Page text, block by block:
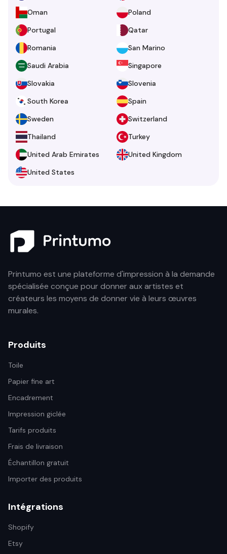
Oman
Poland
Portugal
Qatar
Romania
San Marino
Saudi Arabia
Singapore
Slovakia
Slovenia
South Korea
Spain
Sweden
Switzerland
Thailand
Turkey
United Arab Emirates
United Kingdom
United States
Printumo est une plateforme d'impression à la demande
spécialisée conçue pour donner aux artistes et
créateurs les moyens de donner vie à leurs œuvres
murales.
Produits
Toile
Papier fine art
Encadrement
Impression giclée
Tarifs produits
Frais de livraison
Échantillon gratuit
Importer des produits
Intégrations
Shopify
Etsy